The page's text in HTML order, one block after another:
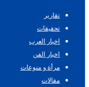
تقارير
تحقيقات
اخبار العرب
اخبار الفن
مرأة و منوعات
مقالات